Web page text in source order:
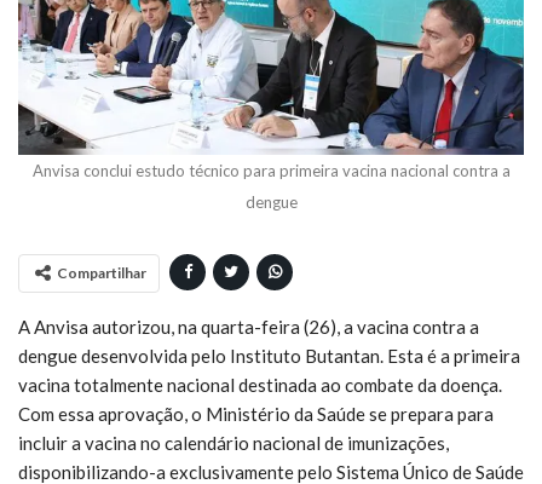
Anvisa conclui estudo técnico para primeira vacina nacional contra a
dengue
Compartilhar
A Anvisa autorizou, na quarta-feira (26), a vacina contra a
dengue desenvolvida pelo Instituto Butantan. Esta é a primeira
vacina totalmente nacional destinada ao combate da doença.
Com essa aprovação, o Ministério da Saúde se prepara para
incluir a vacina no calendário nacional de imunizações,
disponibilizando-a exclusivamente pelo Sistema Único de Saúde